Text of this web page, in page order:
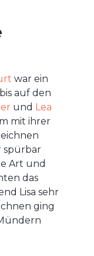
war ein
auf den
und Lea
mit ihrer
spürbar
Art und
das
Lisa sehr
ging